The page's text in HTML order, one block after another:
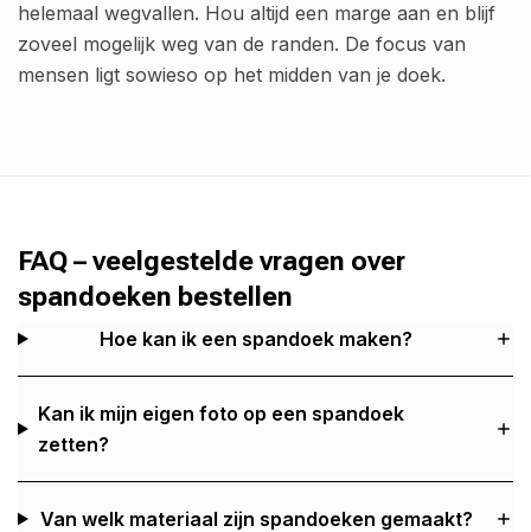
helemaal wegvallen. Hou altijd een marge aan en blijf
zoveel mogelijk weg van de randen. De focus van
mensen ligt sowieso op het midden van je doek.
FAQ – veelgestelde vragen over
spandoeken bestellen
Hoe kan ik een spandoek maken?
Kan ik mijn eigen foto op een spandoek
zetten?
Van welk materiaal zijn spandoeken gemaakt?